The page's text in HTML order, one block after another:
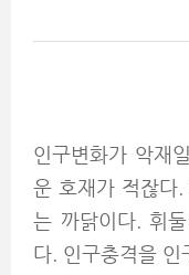
인구변화가 악재
운 호재가 적잖다
는 까닭이다. 휘
다. 인구충격을